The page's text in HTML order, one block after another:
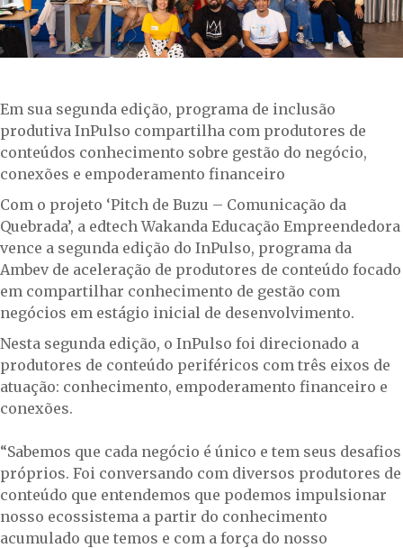
Em sua segunda edição, programa de inclusão
produtiva InPulso compartilha com produtores de
conteúdos conhecimento sobre gestão do negócio,
conexões e empoderamento financeiro
Com o projeto ‘Pitch de Buzu – Comunicação da
Quebrada’, a edtech Wakanda Educação Empreendedora
vence a segunda edição do InPulso, programa da
Ambev de aceleração de produtores de conteúdo focado
em compartilhar conhecimento de gestão com
negócios em estágio inicial de desenvolvimento.
Nesta segunda edição, o InPulso foi direcionado a
produtores de conteúdo periféricos com três eixos de
atuação: conhecimento, empoderamento financeiro e
conexões.
“Sabemos que cada negócio é único e tem seus desafios
próprios. Foi conversando com diversos produtores de
conteúdo que entendemos que podemos impulsionar
nosso ecossistema a partir do conhecimento
acumulado que temos e com a força do nosso